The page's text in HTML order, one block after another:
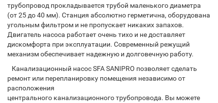
трубопровод прокладывается трубой маленького диаметра
(от 25 до 40 мм). Станция абсолютно герметична, оборудована
угольным фильтром и не пропускает никаких запахов.
Двигатель насоса работает очень тихо и не доставляет
дискомфорта при эксплуатации. Современный режущий
механизм обеспечивает надежную и долговечную работу.
Канализационный насос SFA SANIPRO позволяет сделать
ремонт или перепланировку помещения независимо от
расположения
центрального канализационного трубопровода. Вы можете